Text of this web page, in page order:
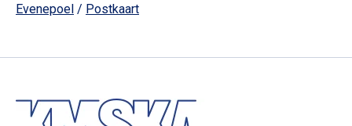
Evenepoel / Postkaart